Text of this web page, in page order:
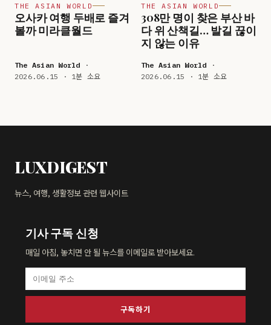
THE ASIAN WORLD
오사카 여행 두배로 즐겨
볼까 미라클월드
The Asian World ·
2026.06.15 · 1분 소요
THE ASIAN WORLD
308만 명이 찾은 부산 바
다 위 산책길… 발길 끊이
지 않는 이유
The Asian World ·
2026.06.15 · 1분 소요
LUXDIGEST
뉴스, 여행, 생활정보 관련 웹사이트
기사 구독 신청
매일 아침, 놓치면 안 될 뉴스를 이메일로 받아보세요.
구독하기